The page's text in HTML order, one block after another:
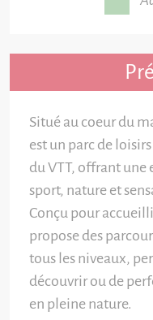
Situé au coeur du
est un parc de
du VTT, offrant
sport, nature et
Conçu pour
propose des
tous les niveaux,
découvrir ou de
en pleine nature.